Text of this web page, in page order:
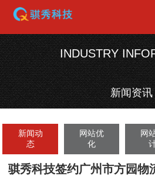
INDUSTRY
新闻资讯
新闻动
态
网站优
化
网
骐秀科技签约广州市方园物